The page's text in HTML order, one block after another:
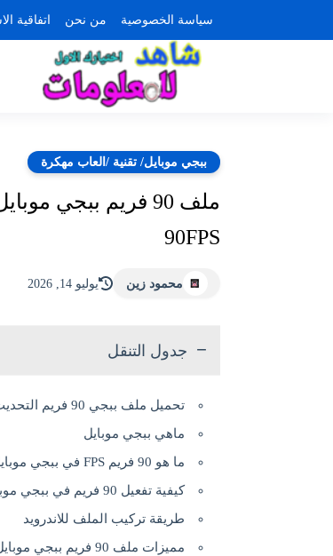
سياسة الخصوصية من نحن اتفاقية
ببجي موبايل/ تقنية /العاب مهكرة
90FPS
محمود زين يوليو 14, 2026
جدول التنقل
تحميل ملف ببجي 90 فريم التحديث الجديد 4.5 عالمية وكورية | PUBG 90FPS
ماهي ببجي موبايل
ما هو 90 فريم FPS في ببجي موبايل؟
كيفية تفعيل 90 فريم في ببجي موبايل
طريقة تركيب الملف للاندرويد
مميزات ملف 90 فريم ببجي موبايل